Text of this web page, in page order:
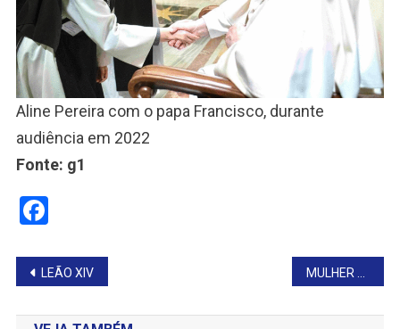
Aline Pereira com o papa Francisco, durante
audiência em 2022
Fonte: g1
Facebook
Navegação
de
LEÃO XIV